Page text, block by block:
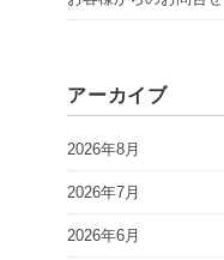
アーカイブ
2026年8月
2026年7月
2026年6月